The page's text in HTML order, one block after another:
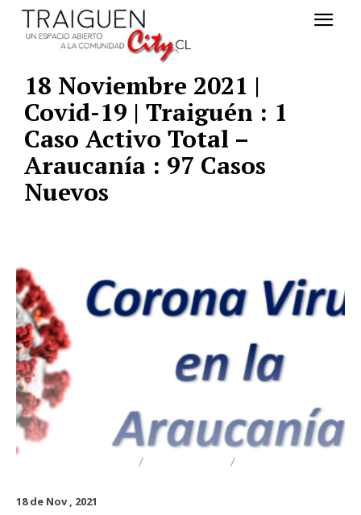
18 Noviembre 2021 |
Covid-19 | Traiguén : 1
Caso Activo Total –
Araucanía : 97 Casos
Nuevos
18 de Nov , 2021